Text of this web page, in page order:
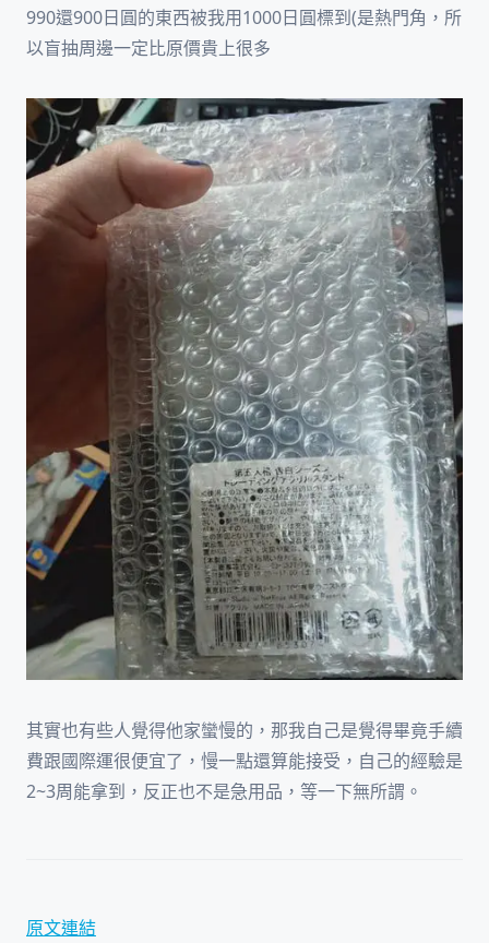
990還900日圓的東西被我用1000日圓標到(是熱門角，所
以盲抽周邊一定比原價貴上很多
其實也有些人覺得他家蠻慢的，那我自己是覺得畢竟手續
費跟國際運很便宜了，慢一點還算能接受，自己的經驗是
2~3周能拿到，反正也不是急用品，等一下無所謂。
原文連結